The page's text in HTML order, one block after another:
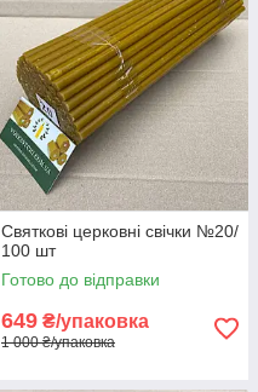
Святкові церковні свічки №20/
100 шт
Готово до відправки
649 ₴/упаковка
1 000 ₴/упаковка